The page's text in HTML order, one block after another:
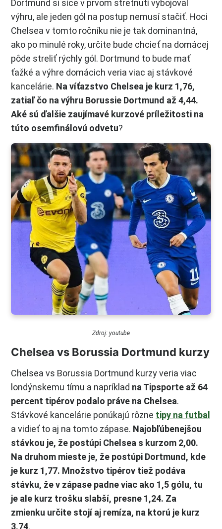
Dortmund si síce v prvom stretnutí vybojoval
výhru, ale jeden gól na postup nemusí stačiť. Hoci
Chelsea v tomto ročníku nie je tak dominantná,
ako po minulé roky, určite bude chcieť na domácej
pôde streliť rýchly gól. Dortmund to bude mať
ťažké a výhre domácich veria viac aj stávkové
kancelárie. Na víťazstvo Chelsea je kurz 1,76,
zatiaľ čo na výhru Borussie Dortmund až 4,44.
Aké sú ďalšie zaujímavé kurzové príležitosti na
túto osemfinálovú odvetu?
Zdroj: youtube
Chelsea vs Borussia Dortmund kurzy
Chelsea vs Borussia Dortmund kurzy veria viac
londýnskemu tímu a napríklad na Tipsporte až 64
percent tipérov podalo práve na Chelsea.
Stávkové kancelárie ponúkajú rôzne tipy na futbal
a vidieť to aj na tomto zápase. Najobľúbenejšou
stávkou je, že postúpi Chelsea s kurzom 2,00.
Na druhom mieste je, že postúpi Dortmund, kde
je kurz 1,77. Množstvo tipérov tiež podáva
stávku, že v zápase padne viac ako 1,5 gólu, tu
je ale kurz trošku slabší, presne 1,24. Za
zmienku určite stojí aj remíza, na ktorú je kurz
3,74.